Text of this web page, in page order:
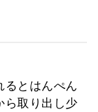
るとはんぺん
ら取り出し少